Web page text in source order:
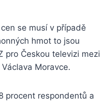
se musí v případě
hmot to jsou
pro Českou televizi mezi
Moravce.
procent respondentů a